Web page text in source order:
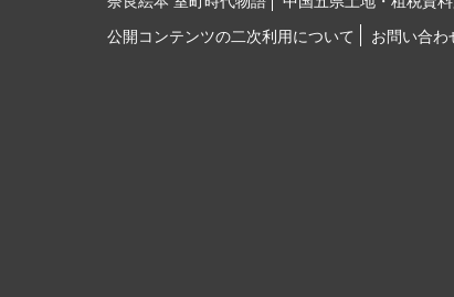
公開コンテンツの二次利用について
お問い合わ